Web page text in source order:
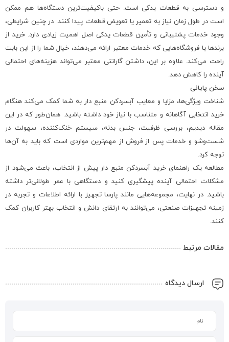
و دسترسی به قطعات یدکی است. حتی باکیفیت‌ترین دستگاه‌ها هم ممکن
است در طول زمان نیاز به تعمیر یا تعویض قطعات پیدا کنند. در چنین شرایطی،
وجود خدمات پشتیبانی و تأمین قطعات یدکی اصل اهمیت زیادی دارد. خرید از
برندها یا فروشگاه‌هایی که خدمات معتبر ارائه می‌دهند، خیال شما را از این بابت
راحت می‌کند. علاوه بر این، داشتن گارانتی معتبر می‌تواند هزینه‌های احتمالی
آینده را کاهش دهد.
سخن پایانی
شناخت ویژگی‌ها، مزایا و معایب آبسردکن منبع دار به شما کمک می‌کند هنگام
خرید انتخابی آگاهانه و متناسب با نیاز خود داشته باشید. همان‌طور که در این
مقاله دیدیم، بررسی ظرفیت، جنس بدنه، سیستم خنک‌کننده، سهولت در
شست‌وشو و خدمات پس از فروش از مهم‌ترین مواردی است که باید به آن‌ها
توجه کرد.
مطالعه یک راهنمای خرید آبسردکن منبع دار پیش از انتخاب، باعث می‌شود از
مشکلات احتمالی آینده پیشگیری کنید و دستگاهی با عمر طولانی‌تر داشته
باشید. در نهایت، مجموعه‌هایی مانند پارسا تجهیز با ارائه اطلاعات و تجربه در
زمینه تجهیزات صنعتی، می‌توانند به ارتقای دانش و انتخاب بهتر کاربران کمک
کنند.
مقالات مرتبط
ارسال دیدگاه